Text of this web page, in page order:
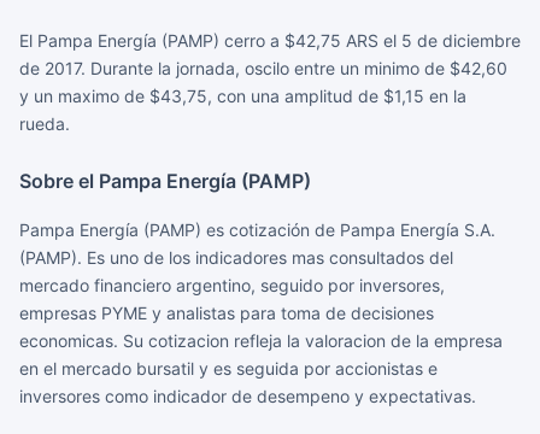
El Pampa Energía (PAMP) cerro a $42,75 ARS el 5 de diciembre
de 2017. Durante la jornada, oscilo entre un minimo de $42,60
y un maximo de $43,75, con una amplitud de $1,15 en la
rueda.
Sobre el Pampa Energía (PAMP)
Pampa Energía (PAMP) es cotización de Pampa Energía S.A.
(PAMP). Es uno de los indicadores mas consultados del
mercado financiero argentino, seguido por inversores,
empresas PYME y analistas para toma de decisiones
economicas. Su cotizacion refleja la valoracion de la empresa
en el mercado bursatil y es seguida por accionistas e
inversores como indicador de desempeno y expectativas.